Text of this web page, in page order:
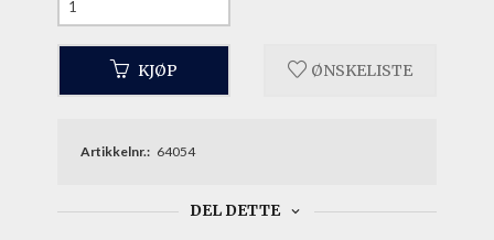
KJØP ØNSKELISTE
Artikkelnr.: 64054
DEL DETTE